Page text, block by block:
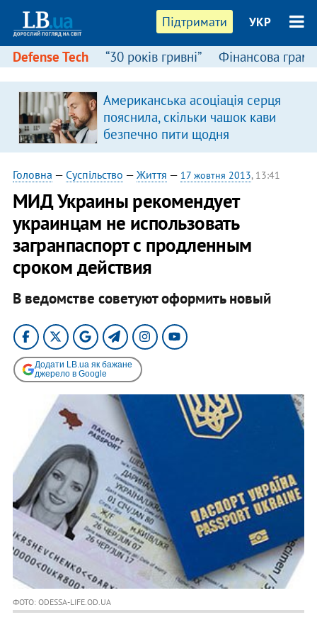
Підтримати УКР
Defense Tech “30 років гривні” Фінансова
Американська асоціація серця
пояснила, скільки чашок кави
безпечно пити щодня
Головна — Суспільство — Життя — 17 жовтня 2013, 13:41
МИД Украины рекомендует
украинцам не использовать
загранпаспорт с продленным
сроком действия
В ведомстве советуют оформить новый
Додати LB.ua як бажане
джерело в Google
ФОТО: ODESSA-LIFE.OD.UA